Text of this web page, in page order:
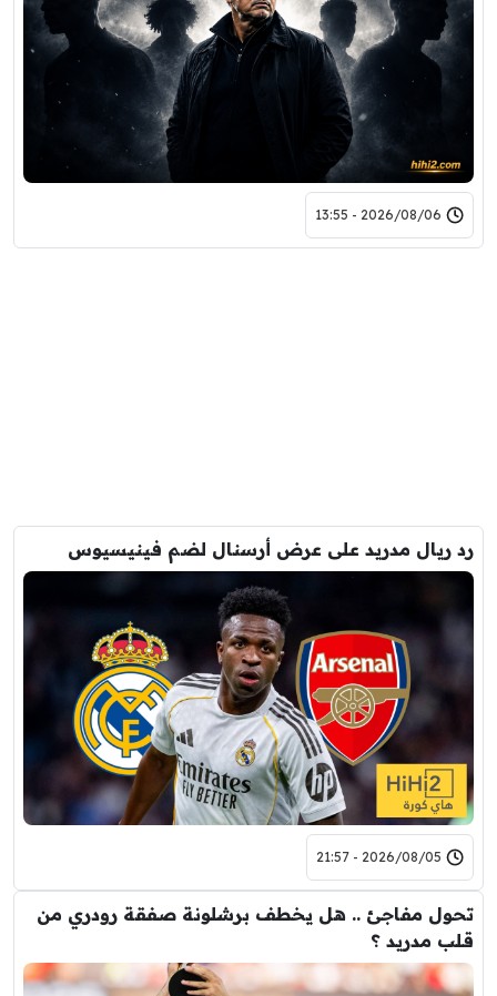
2026/08/06 - 13:55
رد ريال مدريد على عرض أرسنال لضم فينيسيوس
2026/08/05 - 21:57
تحول مفاجئ .. هل يخطف برشلونة صفقة رودري من
قلب مدريد ؟